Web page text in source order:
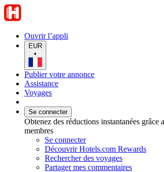
Ouvrir l’appli
EUR
•
Publier votre annonce
Assistance
Voyages
Se connecter
Obtenez des réductions instantanées grâce
membres
Se connecter
Découvrir Hotels.com Rewards
Rechercher des voyages
Partager mes commentaires